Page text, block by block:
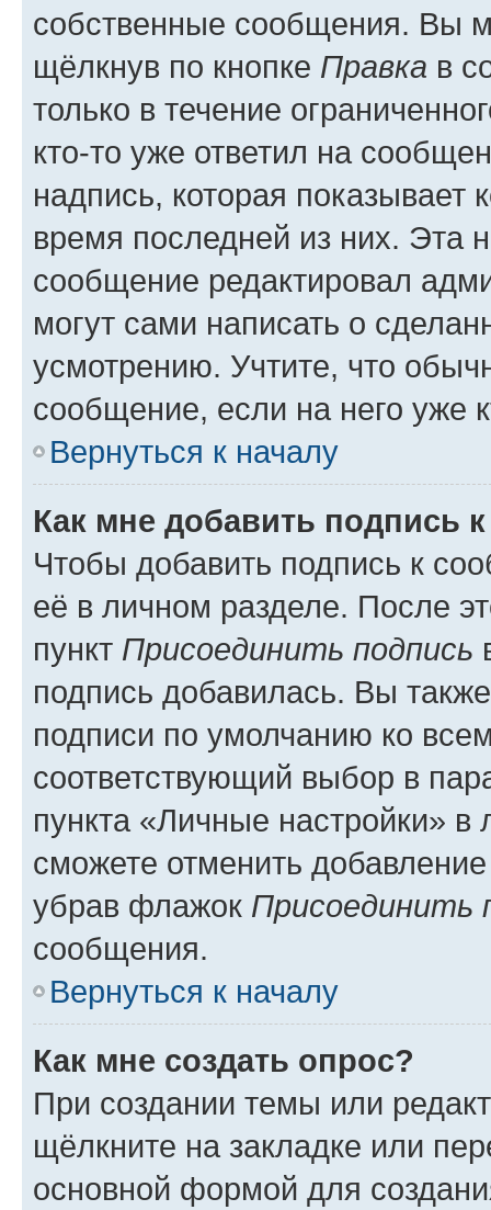
собственные сообщения. Вы
щёлкнув по кнопке Правка в
только в течение
кто-то уже ответил на
надпись, которая показывает
время последней из них. Эта
сообщение редактировал
могут сами написать о
усмотрению. Учтите, что
сообщение, если на него уже
Вернуться к началу
Как мне добавить подпись
Чтобы добавить подпись к
её в личном разделе. После
пункт Присоединить подпись
подпись добавилась. Вы
подписи по умолчанию ко
соответствующий выбор в
пункта «Личные настройки»
сможете отменить
убрав флажок Присоединить
сообщения.
Вернуться к началу
Как мне создать опрос?
При создании темы или
щёлкните на закладке или
основной формой для